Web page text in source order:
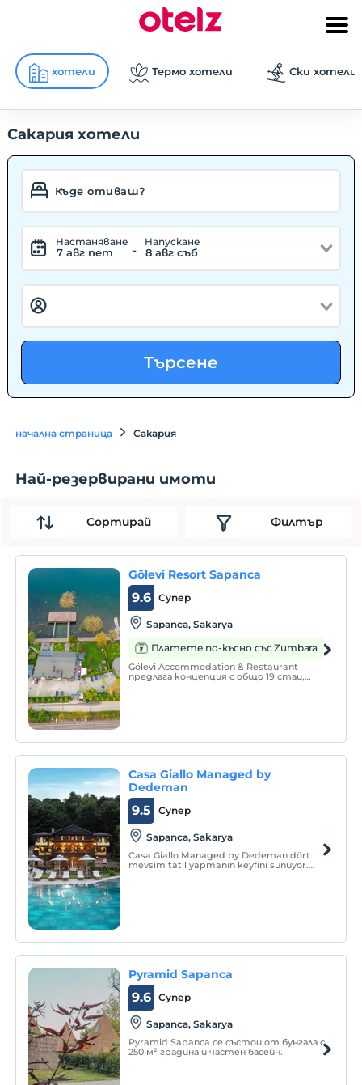
хотели Термо хотели Ски хотели
Сакария хотели
Hастаняване
7 авг пет -
Hапускане
8 авг съб
Търсене
начална страница Сакария
Най-резервирани имоти
Сортирай Филтър
Gölevi Resort Sapanca
Супер
9.6
Sapanca, Sakarya
Платете по-късно със Zumbara
Gölevi Accommodation & Restaurant
предлага концепция с общо 19 стаи,
Casa Giallo Managed by
Dedeman
Супер
9.5
Sapanca, Sakarya
Casa Giallo Managed by Dedeman dört
mevsim tatil yapmanın keyfini sunuyor.
Pyramid Sapanca
Супер
9.6
Sapanca, Sakarya
Pyramid Sapanca се състои от бунгала с
250 м² градина и частен басейн.